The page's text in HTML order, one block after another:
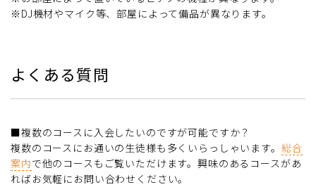
※DJ機材やマイク等、部屋によって備品が異なります。
よくある質問
■複数のコースに入会したいのですが可能ですか？
複数のコースにお通いの生徒様も多くいらっしゃいます。 総合
案内で他のコースもご覧いただけます。興味のあるコースがあ
ればお気軽にお問い合わせください。